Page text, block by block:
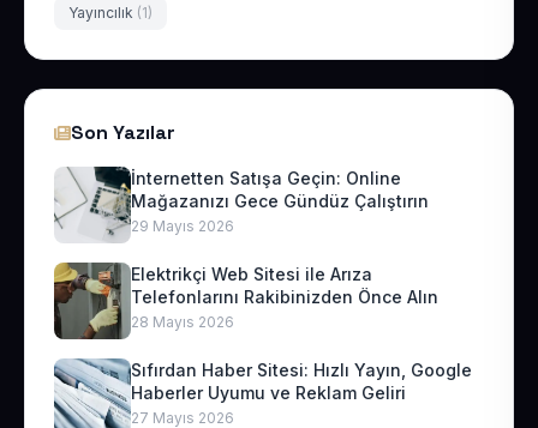
Yayıncılık (1)
Son Yazılar
İnternetten Satışa Geçin: Online
Mağazanızı Gece Gündüz Çalıştırın
29 Mayıs 2026
Elektrikçi Web Sitesi ile Arıza
Telefonlarını Rakibinizden Önce Alın
28 Mayıs 2026
Sıfırdan Haber Sitesi: Hızlı Yayın, Google
Haberler Uyumu ve Reklam Geliri
27 Mayıs 2026